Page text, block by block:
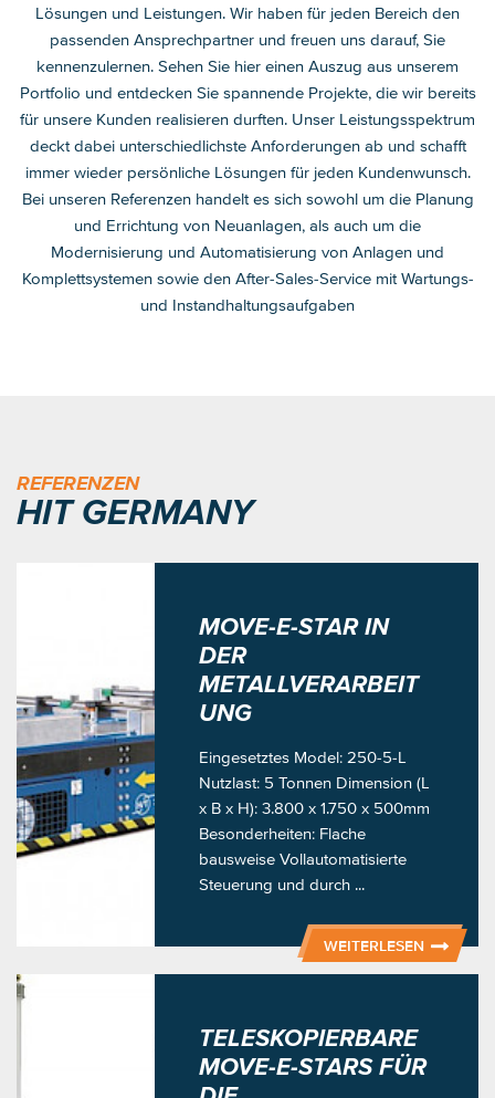
Lösungen und Leistungen. Wir haben für jeden Bereich den
passenden Ansprechpartner und freuen uns darauf, Sie
kennenzulernen. Sehen Sie hier einen Auszug aus unserem
Portfolio und entdecken Sie spannende Projekte, die wir bereits
für unsere Kunden realisieren durften. Unser Leistungsspektrum
deckt dabei unterschiedlichste Anforderungen ab und schafft
immer wieder persönliche Lösungen für jeden Kundenwunsch.
Bei unseren Referenzen handelt es sich sowohl um die Planung
und Errichtung von Neuanlagen, als auch um die
Modernisierung und Automatisierung von Anlagen und
Komplettsystemen sowie den After-Sales-Service mit Wartungs-
und Instandhaltungsaufgaben
REFERENZEN
HIT GERMANY
MOVE-E-STAR IN
DER
METALLVERARBEIT
UNG
Eingesetztes Model: 250-5-L
Nutzlast: 5 Tonnen Dimension (L
x B x H): 3.800 x 1.750 x 500mm
Besonderheiten: Flache
bausweise Vollautomatisierte
Steuerung und durch ...
WEITERLESEN
TELESKOPIERBARE
MOVE-E-STARS FÜR